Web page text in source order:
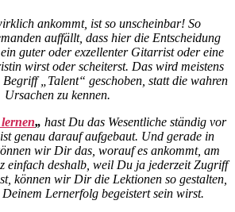
ankommt, ist so unscheinbar! So
auffällt, dass hier die Entscheidung
guter oder exzellenter Gitarrist oder eine
wirst oder scheiterst. Das wird meistens
„Talent“ geschoben, statt die wahren
Ursachen zu kennen.
„ hast Du das Wesentliche ständig vor
genau darauf aufgebaut. Und gerade in
wir Dir das, worauf es ankommt, am
einfach deshalb, weil Du ja jederzeit Zugriff
können wir Dir die Lektionen so gestalten,
Lernerfolg begeistert sein wirst.